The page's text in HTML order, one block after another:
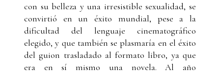
con su belleza y una irresistible sexualidad, se
convirtió en un éxito mundial, pese a la
dificultad del lenguaje cinematográfico
elegido, y que también se plasmaría en el éxito
del guion trasladado al formato libro, ya que
era en sí mismo una novela. Al año